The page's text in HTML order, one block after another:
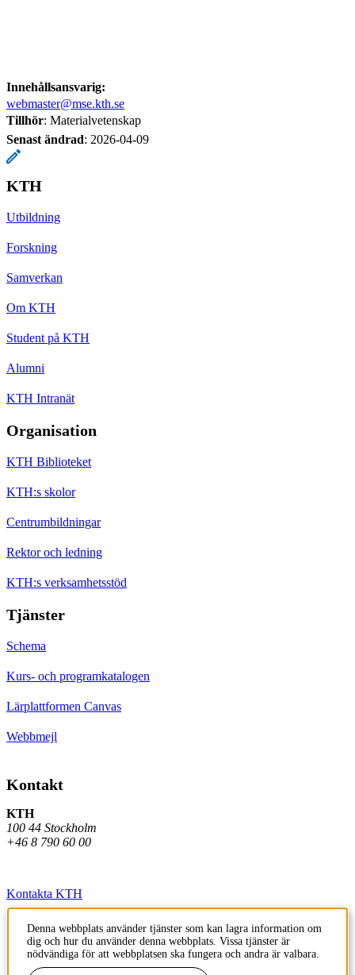
Innehållsansvarig:
webmaster@mse.kth.se
Tillhör: Materialvetenskap
Senast ändrad: 2026-04-09
KTH
Utbildning
Forskning
Samverkan
Om KTH
Student på KTH
Alumni
KTH Intranät
Organisation
KTH Biblioteket
KTH:s skolor
Centrumbildningar
Rektor och ledning
KTH:s verksamhetsstöd
Tjänster
Schema
Kurs- och programkatalogen
Lärplattformen Canvas
Webbmejl
Kontakt
KTH
100 44 Stockholm
+46 8 790 60 00
Kontakta KTH
Jobba på KTH
Press och media
Denna webbplats använder tjänster som kan lagra information om
dig och hur du använder denna webbplats. Vissa tjänster är
nödvändiga för att webbplatsen ska fungera och andra är valbara.